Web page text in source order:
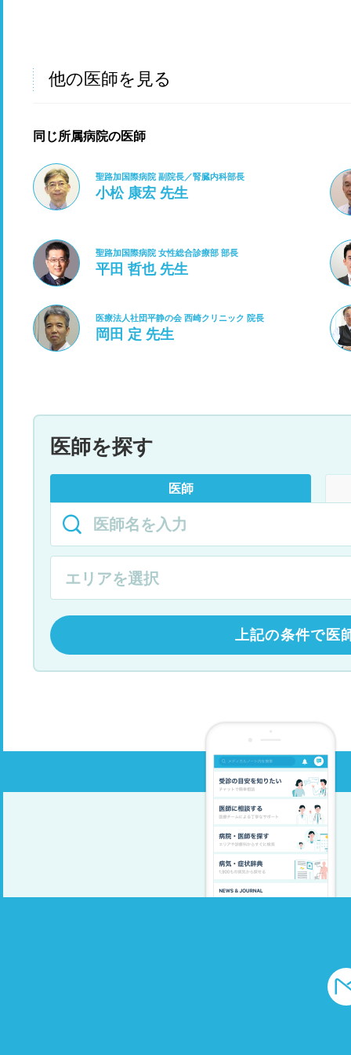
他の医師を見る
同じ所属病院の医師
聖路加国際病院 副院長／腎臓内科部長
小松 康宏 先生
聖路加国際病院 女性総合診療部 部長
平田 哲也 先生
医療法人社団平静の会 西崎クリニック 院長
岡田 定 先生
医師を探す
医師
上記の条件で医